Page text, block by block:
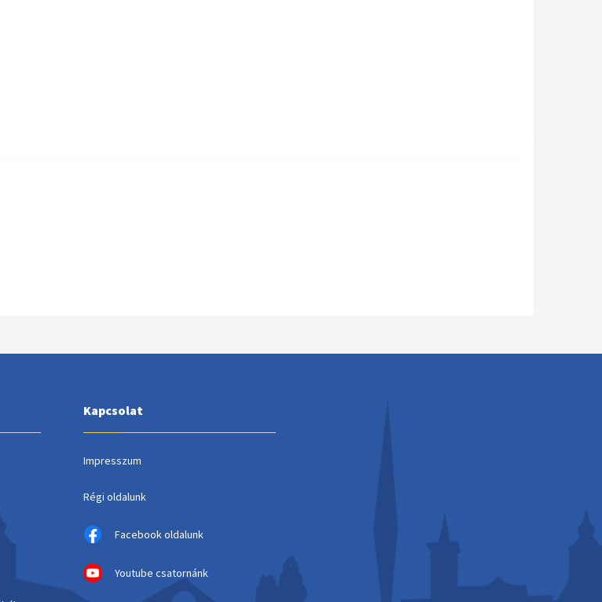
Kapcsolat
Impresszum
Régi oldalunk
Facebook oldalunk
Youtube csatornánk